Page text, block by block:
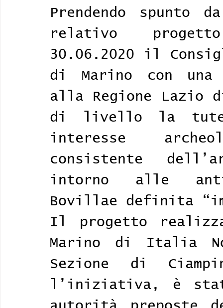
Prendendo spunto
relativo
30.06.2020 il
di Marino con
alla Regione Lazio
di livello la
interesse
consistente
intorno alle
Bovillae definita
Il progetto
Marino di Italia
Sezione di
l’iniziativa, è